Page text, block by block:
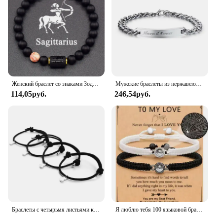
114,05руб.
Мужские браслеты из нержавеющей стали с гравировкой «Always Forever»
246,54руб.
Я люблю тебя 100 языковой браслет парные подарки для девушки, моя любовь, душа, День святого Валентина